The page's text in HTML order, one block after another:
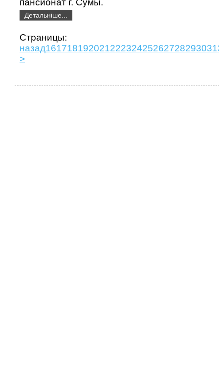
пансионат г. Сумы.
Детальніше...
назад16171819202122232425262728293031
>